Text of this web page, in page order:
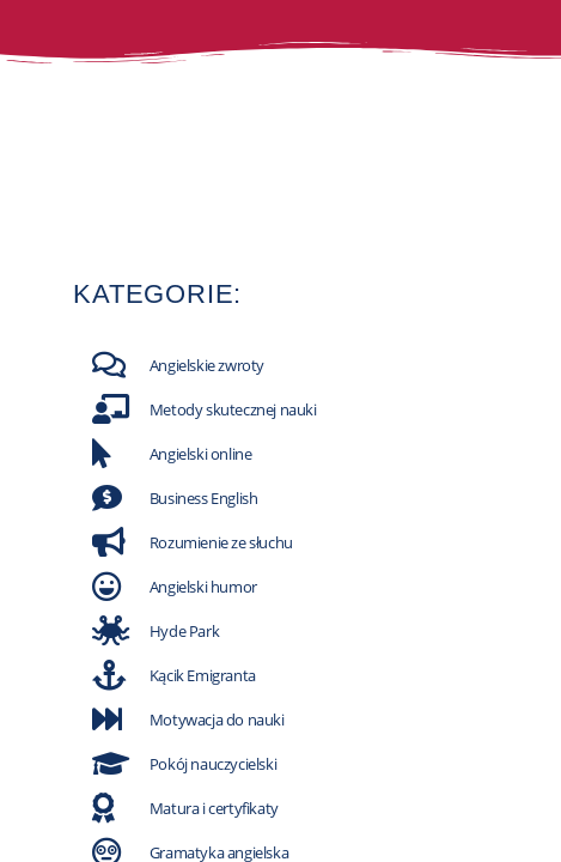
KATEGORIE:
Angielskie zwroty
Metody skutecznej nauki
Angielski online
Business English
Rozumienie ze słuchu
Angielski humor
Hyde Park
Kącik Emigranta
Motywacja do nauki
Pokój nauczycielski
Matura i certyfikaty
Gramatyka angielska